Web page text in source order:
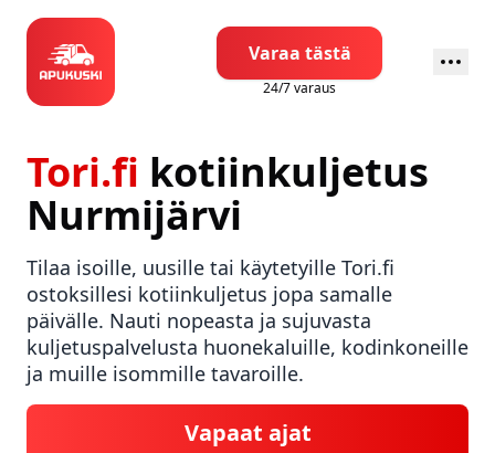
Varaa tästä
24/7 varaus
Tori.fi kotiinkuljetus
Nurmijärvi
Tilaa isoille, uusille tai käytetyille Tori.fi
ostoksillesi kotiinkuljetus jopa samalle
päivälle. Nauti nopeasta ja sujuvasta
kuljetuspalvelusta huonekaluille, kodinkoneille
ja muille isommille tavaroille.
Vapaat ajat